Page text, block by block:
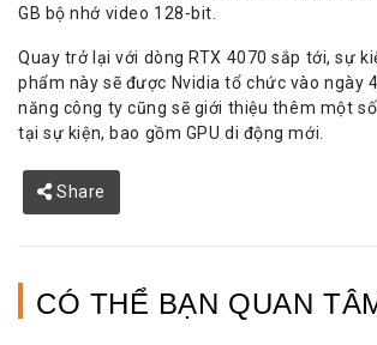
GB bộ nhớ video 128-bit.
Quay trở lại với dòng RTX 4070 sắp tới, sự
phẩm này sẽ được Nvidia tổ chức vào ngày
năng công ty cũng sẽ giới thiệu thêm một
tại sự kiện, bao gồm GPU di động mới.
Share
CÓ THỂ BẠN QUAN